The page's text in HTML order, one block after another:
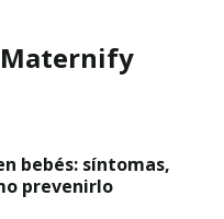
Maternify
bebés: síntomas,
prevenirlo